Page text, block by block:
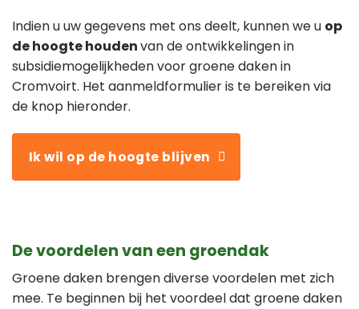
Indien u uw gegevens met ons deelt, kunnen we u op
de hoogte houdenvan de ontwikkelingen in
subsidiemogelijkheden voor groene daken in
Cromvoirt. Het aanmeldformulier is te bereiken via
de knop hieronder.
Ik wil op de hoogte blijven
De voordelen van een groendak
Groene daken brengen diverse voordelen met zich
mee. Te beginnen bij het voordeel dat groene daken